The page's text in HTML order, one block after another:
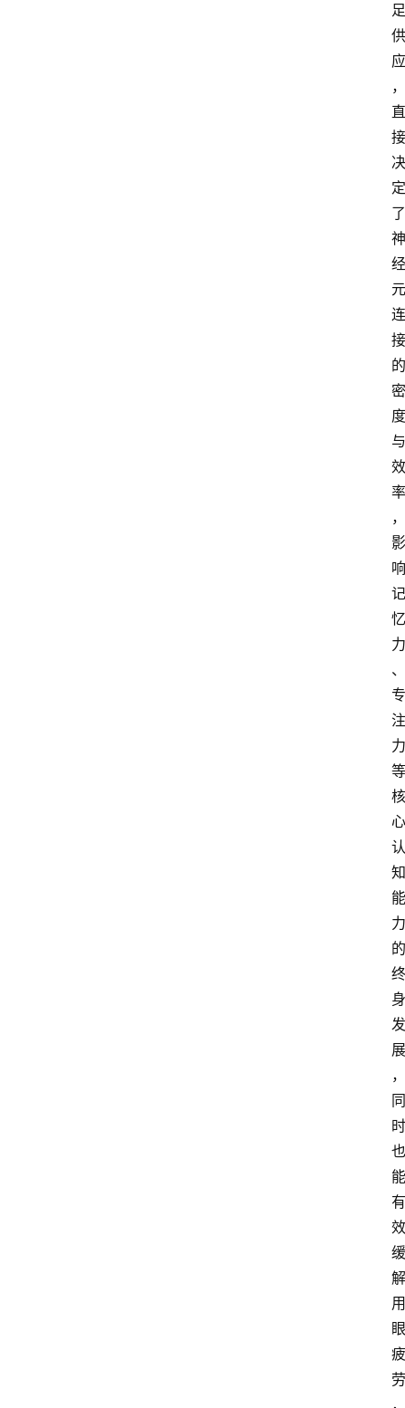
足
供
应
，
直
接
决
定
了
神
经
元
连
接
的
密
度
与
效
率
，
影
响
记
忆
力
、
专
注
力
等
核
心
认
知
能
力
的
终
身
发
展
，
同
时
也
能
有
效
缓
解
用
眼
疲
劳
，